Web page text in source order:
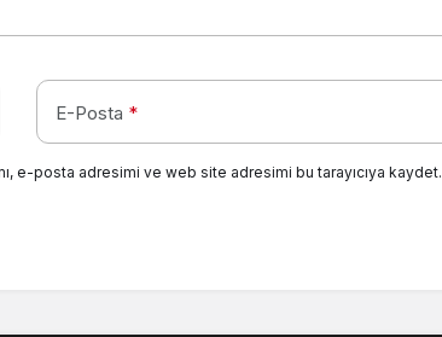
E-Posta *
e-posta adresimi ve web site adresimi bu tarayıcıya kaydet.